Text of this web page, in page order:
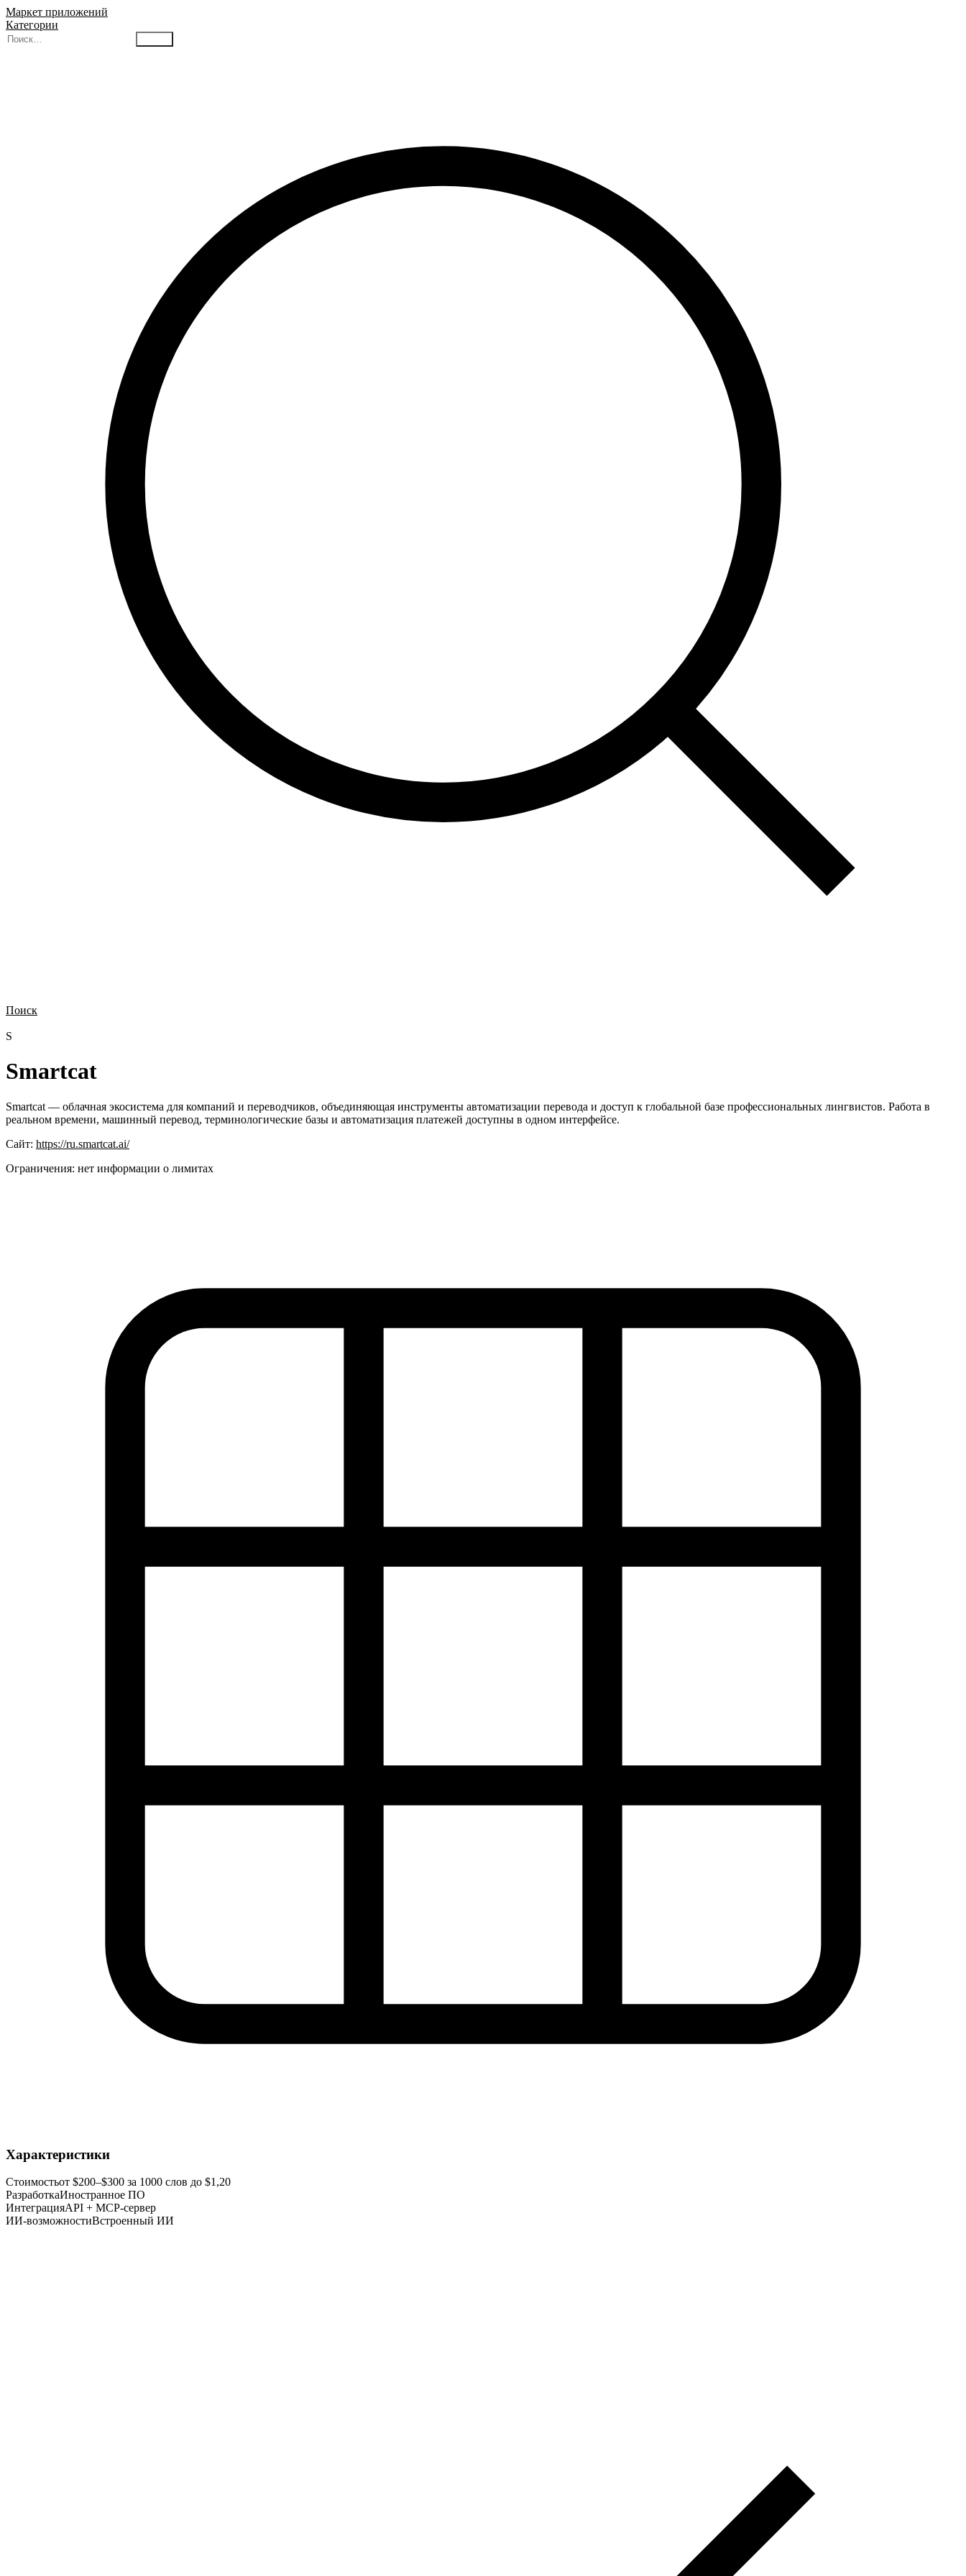
Маркет приложений
Категории
Поиск
S
Smartcat
Smartcat — облачная экосистема для компаний и переводчиков, объединяющая инструменты автоматизации перевода и доступ к глобальной базе профессиональных лингвистов. Работа в
реальном времени, машинный перевод, терминологические базы и автоматизация платежей доступны в одном интерфейсе.
Сайт: https://ru.smartcat.ai/
Ограничения: нет информации о лимитах
Характеристики
Стоимостьот $200–$300 за 1000 слов до $1,20
РазработкаИностранное ПО
ИнтеграцияAPI + MCP-сервер
ИИ-возможностиВстроенный ИИ